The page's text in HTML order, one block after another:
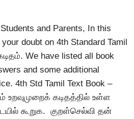
and Parents, In this
doubt on 4th Standard Tamil
We have listed all book
and some additional
4th Std Tamil Text Book –
உறவுமுறைக் கடிதத்தில் உள்ள
கூறுக. குறள்செல்வி தன்